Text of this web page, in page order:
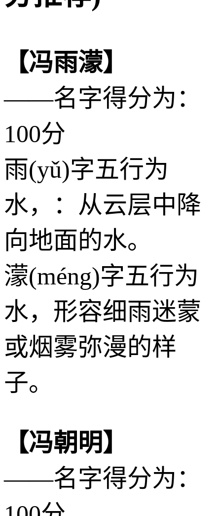
【冯雨濛】
——名字得分为：
100分
雨(yǔ)字五行为
水，：从云层中降
向地面的水。
濛(méng)字五行为
水，形容细雨迷蒙
或烟雾弥漫的样
子。
【冯朝明】
——名字得分为：